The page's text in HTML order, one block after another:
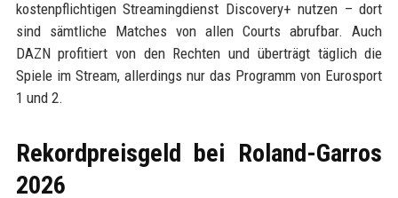
kostenpflichtigen Streamingdienst Discovery+ nutzen – dort
sind sämtliche Matches von allen Courts abrufbar. Auch
DAZN profitiert von den Rechten und überträgt täglich die
Spiele im Stream, allerdings nur das Programm von Eurosport
1 und 2.
Rekordpreisgeld bei Roland-Garros
2026